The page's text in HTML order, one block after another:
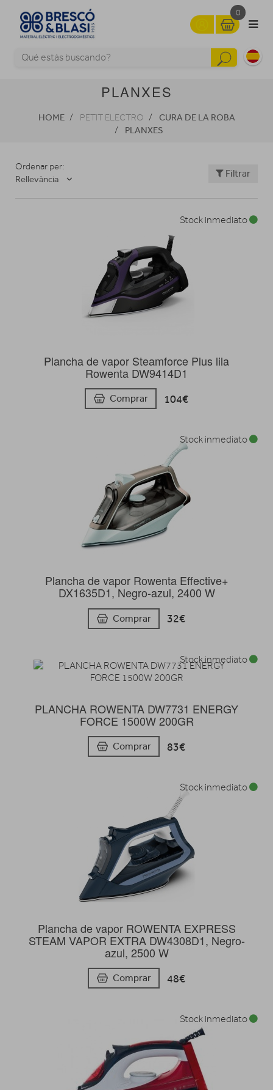
0
PLANXES
HOME PETIT ELECTRO
CURA DE LA ROBA
PLANXES
Ordenar per:
Rellevància
Filtrar
Plancha de vapor Steamforce Plus lila
Rowenta DW9414D1
Comprar 104€
Stock inmediato
Plancha de vapor Rowenta Effective+
DX1635D1, Negro-azul, 2400 W
Comprar 32€
Stock inmediato
PLANCHA ROWENTA DW7731 ENERGY
FORCE 1500W 200GR
Comprar 83€
Stock inmediato
Plancha de vapor ROWENTA EXPRESS
STEAM VAPOR EXTRA DW4308D1, Negro-
azul, 2500 W
Comprar 48€
Stock inmediato
Stock inmediato